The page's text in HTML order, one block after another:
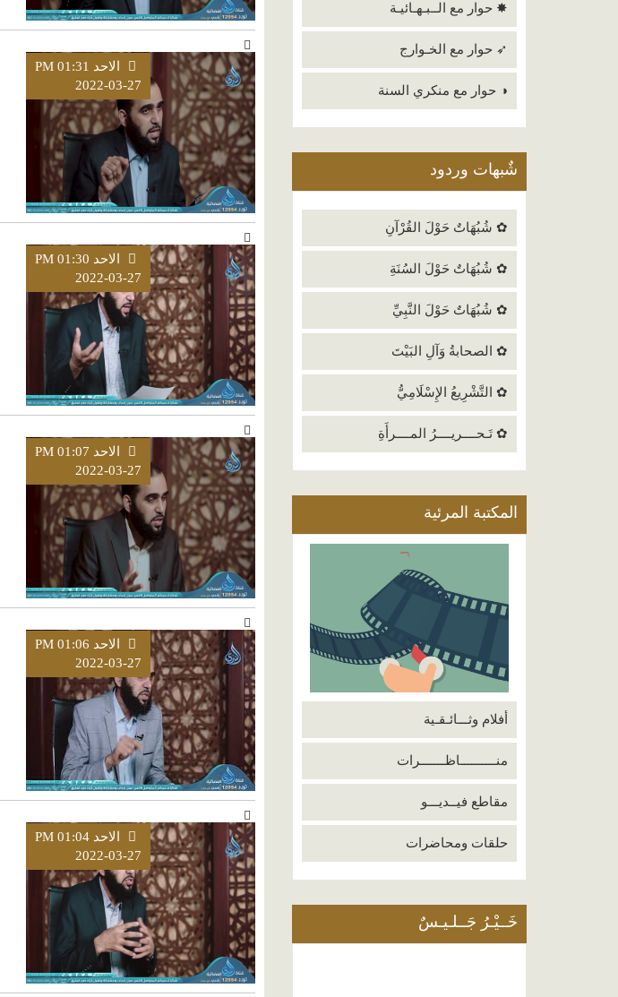
✸ حوار مع الــبـهـائيـة
➶ حوار مع الخـوارج
◑ حوار مع منكري السنة
شٌبهات وردود
✿ شُبُهَاتٌ حَوْلَ القُرْآنِ
✿ شُبُهَاتٌ حَوْلَ السُنَةِ
✿ شُبُهَاتٌ حَوْلَ النَّبِيِّ
✿ الصحابةُ وَآلِ البَيْتَ
✿ التَّشْرِيعُ الإِسْلَامِيُّ
✿ تَـحــــريــــرُ المــــرأَةِ
المكتبة المرئية
أفلام وثـــائـقـية
منــــــــــاظـــــــرات
مقاطع فيــديـــو
حلقات ومحاضرات
خَــيْـرُ جَــلـيـسٌ
الاحد PM 01:31
2022-03-27
الاحد PM 01:30
2022-03-27
الاحد PM 01:07
2022-03-27
الاحد PM 01:06
2022-03-27
الاحد PM 01:04
2022-03-27